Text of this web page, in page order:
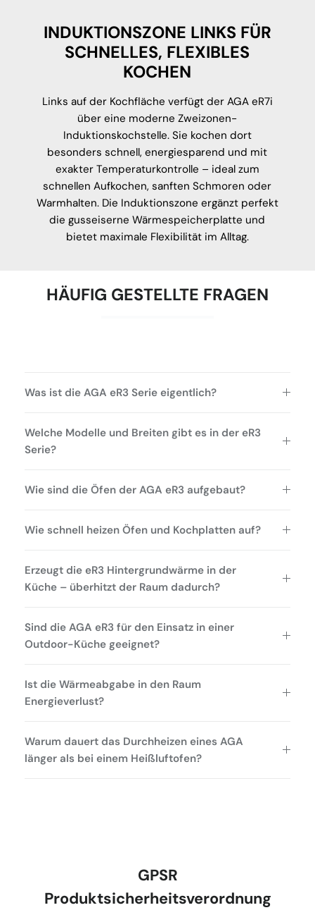
INDUKTIONSZONE LINKS FÜR
SCHNELLES, FLEXIBLES
KOCHEN
Links auf der Kochfläche verfügt der AGA eR7i
über eine moderne Zweizonen-
Induktionskochstelle. Sie kochen dort
besonders schnell, energiesparend und mit
exakter Temperaturkontrolle – ideal zum
schnellen Aufkochen, sanften Schmoren oder
Warmhalten. Die Induktionszone ergänzt perfekt
die gusseiserne Wärmespeicherplatte und
bietet maximale Flexibilität im Alltag.
HÄUFIG GESTELLTE FRAGEN
Was ist die AGA eR3 Serie eigentlich?
Welche Modelle und Breiten gibt es in der eR3
Serie?
Wie sind die Öfen der AGA eR3 aufgebaut?
Wie schnell heizen Öfen und Kochplatten auf?
Erzeugt die eR3 Hintergrundwärme in der
Küche – überhitzt der Raum dadurch?
Sind die AGA eR3 für den Einsatz in einer
Outdoor-Küche geeignet?
Ist die Wärmeabgabe in den Raum
Energieverlust?
Warum dauert das Durchheizen eines AGA
länger als bei einem Heißluftofen?
GPSR
Produktsicherheitsverordnung